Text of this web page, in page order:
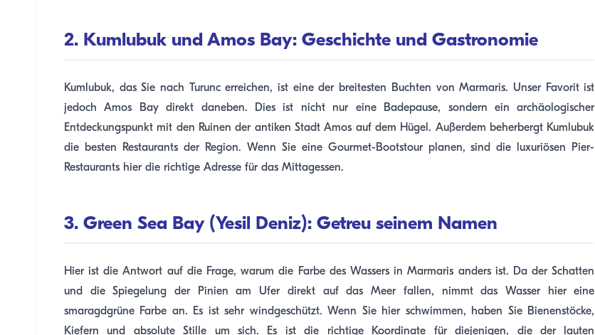
2. Kumlubuk und Amos Bay: Geschichte und Gastronomie
Kumlubuk, das Sie nach Turunc erreichen, ist eine der breitesten Buchten von Marmaris. Unser Favorit ist
jedoch Amos Bay direkt daneben. Dies ist nicht nur eine Badepause, sondern ein archäologischer
Entdeckungspunkt mit den Ruinen der antiken Stadt Amos auf dem Hügel. Außerdem beherbergt Kumlubuk
die besten Restaurants der Region. Wenn Sie eine Gourmet-Bootstour planen, sind die luxuriösen Pier-
Restaurants hier die richtige Adresse für das Mittagessen.
3. Green Sea Bay (Yesil Deniz): Getreu seinem Namen
Hier ist die Antwort auf die Frage, warum die Farbe des Wassers in Marmaris anders ist. Da der Schatten
und die Spiegelung der Pinien am Ufer direkt auf das Meer fallen, nimmt das Wasser hier eine
smaragdgrüne Farbe an. Es ist sehr windgeschützt. Wenn Sie hier schwimmen, haben Sie Bienenstöcke,
Kiefern und absolute Stille um sich. Es ist die richtige Koordinate für diejenigen, die der lauten